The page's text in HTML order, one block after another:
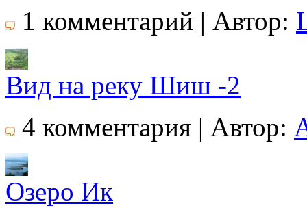
1 комментарий | Автор:
Вид на реку Шиш -2
4 комментария | Автор:
Озеро Ик